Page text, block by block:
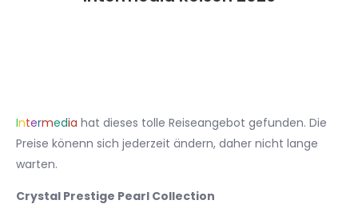
Intermedia hat dieses tolle Reiseangebot gefunden. Die
Preise könenn sich jederzeit ändern, daher nicht lange
warten.
Crystal Prestige Pearl Collection